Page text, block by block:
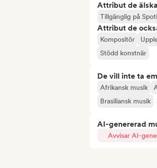
Attribut de
Tillgänglig på
Attribut de
Kompositör
Stödd konstnär
De vill inte ta
Afrikansk musik
Brasiliansk musik
AI-genererad
Avvisar AI-